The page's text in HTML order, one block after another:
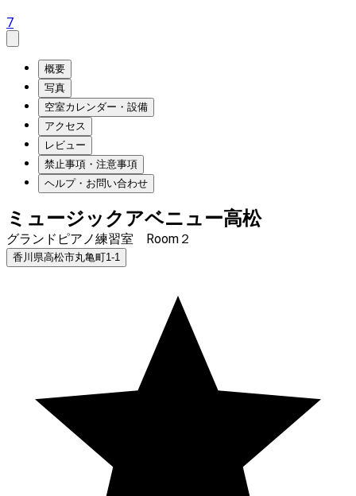
7
概要
写真
空室カレンダー・設備
アクセス
レビュー
禁止事項・注意事項
ヘルプ・お問い合わせ
ミュージックアベニュー高松
グランドピアノ練習室 Room２
香川県高松市丸亀町1-1